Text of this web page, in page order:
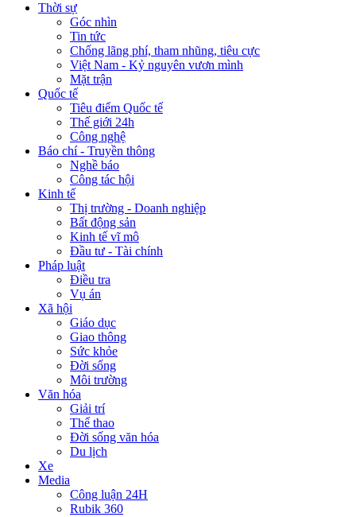
Thời sự
Góc nhìn
Tin tức
Chống lãng phí, tham nhũng, tiêu cực
Việt Nam - Kỷ nguyên vươn mình
Mặt trận
Quốc tế
Tiêu điểm Quốc tế
Thế giới 24h
Công nghệ
Báo chí - Truyền thông
Nghề báo
Công tác hội
Kinh tế
Thị trường - Doanh nghiệp
Bất động sản
Kinh tế vĩ mô
Đầu tư - Tài chính
Pháp luật
Điều tra
Vụ án
Xã hội
Giáo dục
Giao thông
Sức khỏe
Đời sống
Môi trường
Văn hóa
Giải trí
Thể thao
Đời sống văn hóa
Du lịch
Xe
Media
Công luận 24H
Rubik 360